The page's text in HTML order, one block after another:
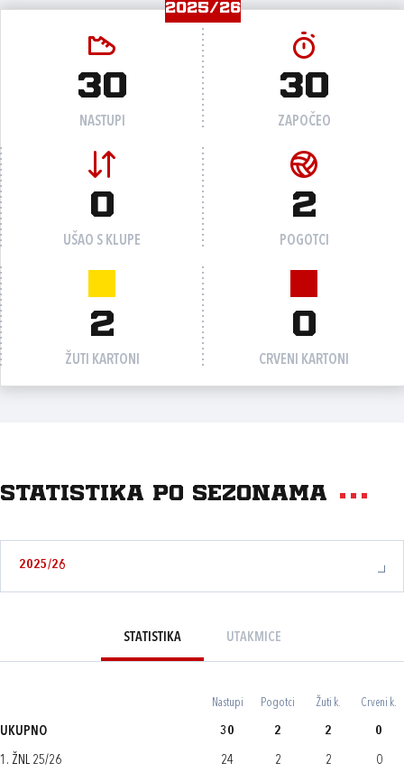
2025/26
30
NASTUPI
30
ZAPOČEO
0
UŠAO S KLUPE
2
POGOTCI
2
ŽUTI KARTONI
0
CRVENI KARTONI
Statistika po sezonama
2025/26
STATISTIKA UTAKMICE
Nastupi Pogotci Žuti k. Crveni k.
UKUPNO 30 2 2 0
1. ŽNL 25/26 24 2 2 0